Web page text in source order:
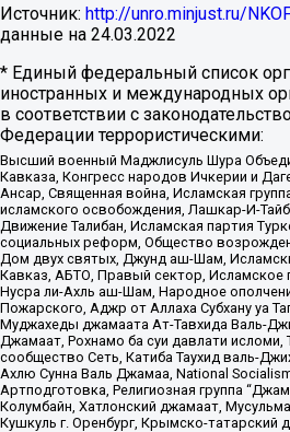
Источник: http://unro.minjust.ru/
данные на 24.03.2022
* Единый федеральный список
иностранных и международных
в соответствии с
Федерации террористическими:
Высший военный Маджлисуль Шура
Кавказа, Конгресс народов Ичкерии и
Ансар, Священная война, Исламская
исламского освобождения, Лашкар-И-
Движение Талибан, Исламская партия
социальных реформ, Общество
Дом двух святых, Джунд аш-Шам,
Кавказ, АБТО, Правый сектор, Исламское
Нусра ли-Ахль аш-Шам, Народное
Пожарского, Аджр от Аллаха Субхану уа
Муджахеды джамаата Ат-Тавхида Валь-
Джамаат, Рохнамо ба суи давлати исломи,
сообщество Сеть, Катиба Таухид валь-
Ахлю Сунна Валь Джамаа, National
Артподготовка, Религиозная группа
Колумбайн, Хатлонский джамаат,
Кушкуль г. Оренбург, Крымско-татарский